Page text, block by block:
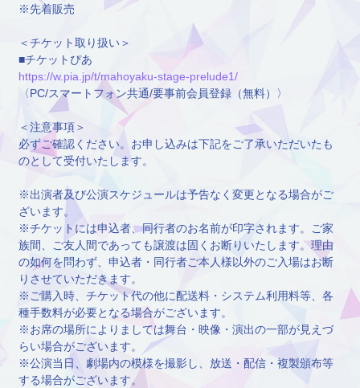
※先着販売
＜チケット取り扱い＞
■チケットぴあ
https://w.pia.jp/t/mahoyaku-stage-prelude1/
〈PC/スマートフォン共通/要事前会員登録（無料）〉
＜注意事項＞
必ずご確認ください。お申し込みは下記をご了承いただいたも
のとして受付いたします。
※出演者及び公演スケジュールは予告なく変更となる場合がご
ざいます。
※チケットには申込者、同行者のお名前が印字されます。ご家
族間、ご友人間であっても譲渡は固くお断りいたします。理由
の如何を問わず、申込者・同行者ご本人様以外のご入場はお断
りさせていただきます。
※ご購入時、チケット代の他に配送料・システム利用料等、各
種手数料が必要となる場合がございます。
※お席の場所によりましては舞台・映像・演出の一部が見えづ
らい場合がございます。
※公演当日、劇場内の模様を撮影し、放送・配信・複製頒布等
する場合がございます。